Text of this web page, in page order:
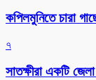
কপিলমুনিতে চারা
৭
সাতক্ষীরা একটি